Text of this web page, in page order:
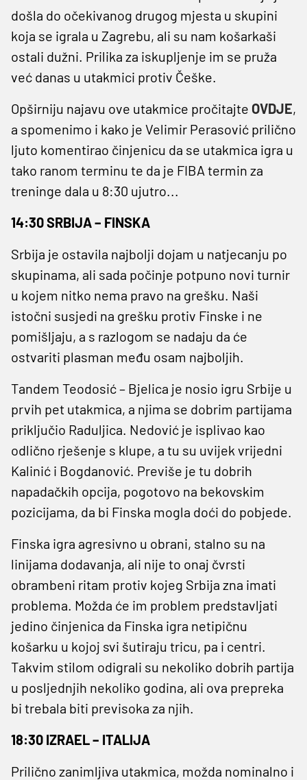
došla do očekivanog drugog mjesta u skupini
koja se igrala u Zagrebu, ali su nam košarkaši
ostali dužni. Prilika za iskupljenje im se pruža
već danas u utakmici protiv Češke.
Opširniju najavu ove utakmice pročitajte OVDJE,
a spomenimo i kako je Velimir Perasović prilično
ljuto komentirao činjenicu da se utakmica igra u
tako ranom terminu te da je FIBA termin za
treninge dala u 8:30 ujutro...
14:30 SRBIJA – FINSKA
Srbija je ostavila najbolji dojam u natjecanju po
skupinama, ali sada počinje potpuno novi turnir
u kojem nitko nema pravo na grešku. Naši
istočni susjedi na grešku protiv Finske i ne
pomišljaju, a s razlogom se nadaju da će
ostvariti plasman među osam najboljih.
Tandem Teodosić – Bjelica je nosio igru Srbije u
prvih pet utakmica, a njima se dobrim partijama
priključio Raduljica. Nedović je isplivao kao
odlično rješenje s klupe, a tu su uvijek vrijedni
Kalinić i Bogdanović. Previše je tu dobrih
napadačkih opcija, pogotovo na bekovskim
pozicijama, da bi Finska mogla doći do pobjede.
Finska igra agresivno u obrani, stalno su na
linijama dodavanja, ali nije to onaj čvrsti
obrambeni ritam protiv kojeg Srbija zna imati
problema. Možda će im problem predstavljati
jedino činjenica da Finska igra netipičnu
košarku u kojoj svi šutiraju tricu, pa i centri.
Takvim stilom odigrali su nekoliko dobrih partija
u posljednjih nekoliko godina, ali ova prepreka
bi trebala biti previsoka za njih.
18:30 IZRAEL – ITALIJA
Prilično zanimljiva utakmica, možda nominalno i